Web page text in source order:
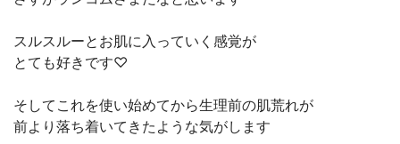
スルスルーとお肌に入っていく感覚が
とても好きです♡
そしてこれを使い始めてから生理前の肌荒れが
前より落ち着いてきたような気がします